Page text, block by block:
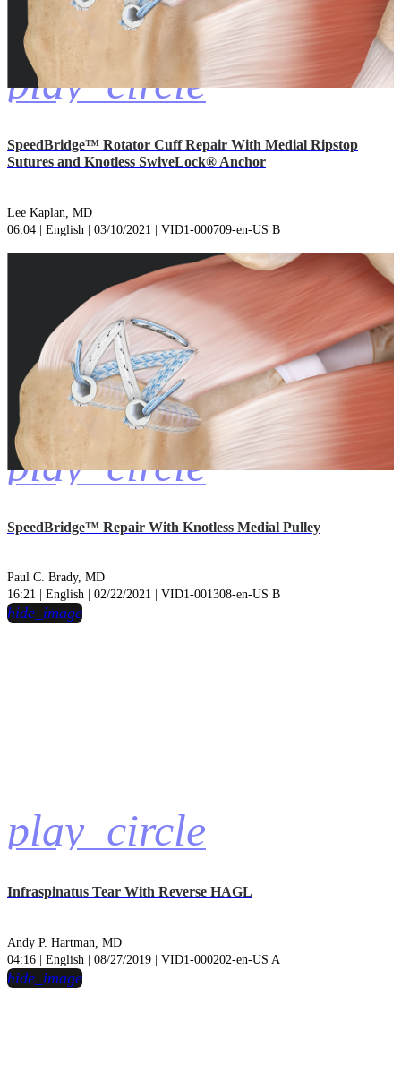
play_circle
SpeedBridge™ Rotator Cuff Repair With Medial Ripstop
Sutures and Knotless SwiveLock® Anchor
Lee Kaplan, MD
06:04 | English | 03/10/2021 | VID1-000709-en-US B
play_circle
SpeedBridge™ Repair With Knotless Medial Pulley
Paul C. Brady, MD
16:21 | English | 02/22/2021 | VID1-001308-en-US B
play_circle
hide_image
Infraspinatus Tear With Reverse HAGL
Andy P. Hartman, MD
04:16 | English | 08/27/2019 | VID1-000202-en-US A
hide_image